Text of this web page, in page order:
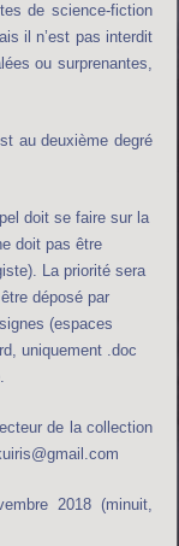
de science-fiction
il n’est pas interdit
ou surprenantes,
au deuxième degré
doit se faire sur la
doit pas être
La priorité sera
déposé par
(espaces
uniquement .doc
de la collection
2018 (minuit,